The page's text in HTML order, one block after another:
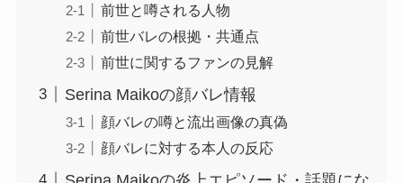
前世と噂される人物
前世バレの根拠・共通点
前世に関するファンの見解
Serina Maikoの顔バレ情報
顔バレの噂と流出画像の真偽
顔バレに対する本人の反応